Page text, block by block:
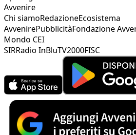
Avvenire
Chi siamoRedazioneEcosistema
AvvenirePubblicitàFondazione
Mondo CEI
SIRRadio InBluTV2000FISC